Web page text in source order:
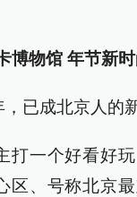
博物馆 年节新时
已成北京人的
打一个好看好
区、号称北京